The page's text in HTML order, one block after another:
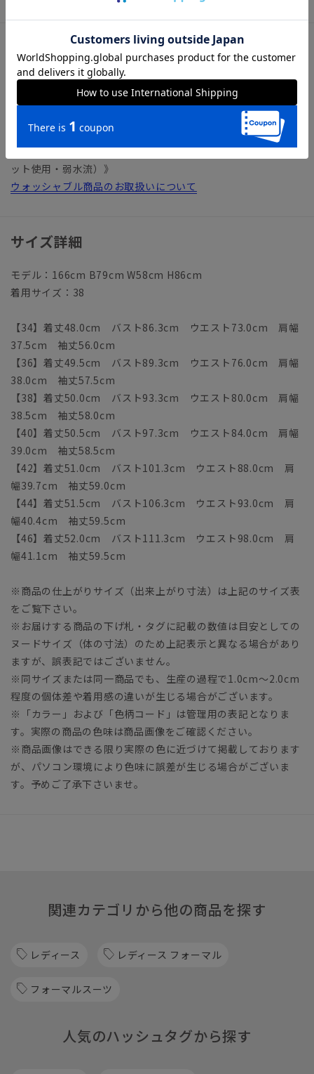
アイテム詳細
＊セット着用可（ワンピースは別売りとなります。）
ワンピース：FOO009-ZA、FOO010-ZA
【仕様】1つボタン／スリットカフス／総裏仕立て
【洗濯表示】ドライクリーニング・家庭洗濯可《洗濯機可（ネ
ット使用・弱水流）》
ウォッシャブル商品のお取扱いについて
サイズ詳細
モデル：166cm B79cm W58cm H86cm
着用サイズ：38
【34】着丈48.0cm バスト86.3cm ウエスト73.0cm 肩幅
37.5cm 袖丈56.0cm
【36】着丈49.5cm バスト89.3cm ウエスト76.0cm 肩幅
38.0cm 袖丈57.5cm
【38】着丈50.0cm バスト93.3cm ウエスト80.0cm 肩幅
38.5cm 袖丈58.0cm
【40】着丈50.5cm バスト97.3cm ウエスト84.0cm 肩幅
39.0cm 袖丈58.5cm
【42】着丈51.0cm バスト101.3cm ウエスト88.0cm 肩
幅39.7cm 袖丈59.0cm
【44】着丈51.5cm バスト106.3cm ウエスト93.0cm 肩
幅40.4cm 袖丈59.5cm
【46】着丈52.0cm バスト111.3cm ウエスト98.0cm 肩
幅41.1cm 袖丈59.5cm
※商品の仕上がりサイズ（出来上がり寸法）は上記のサイズ表
をご覧下さい。
※お届けする商品の下げ札・タグに記載の数値は目安としての
ヌードサイズ（体の寸法）のため上記表示と異なる場合があり
ますが、誤表記ではございません。
※同サイズまたは同一商品でも、生産の過程で1.0cm～2.0cm
程度の個体差や着用感の違いが生じる場合がございます。
※「カラー」および「色柄コード」は管理用の表記となりま
す。実際の商品の色味は商品画像をご確認ください。
※商品画像はできる限り実際の色に近づけて掲載しております
が、パソコン環境により色味に誤差が生じる場合がございま
す。予めご了承下さいませ。
関連カテゴリから他の商品を探す
レディース レディース フォーマル
フォーマルスーツ
人気のハッシュタグから探す